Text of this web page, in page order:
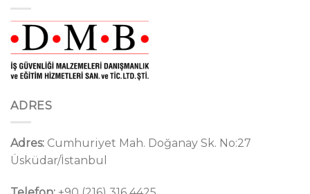
ADRES
Adres: Cumhuriyet Mah. Doğanay Sk. No:27
Üsküdar/İstanbul